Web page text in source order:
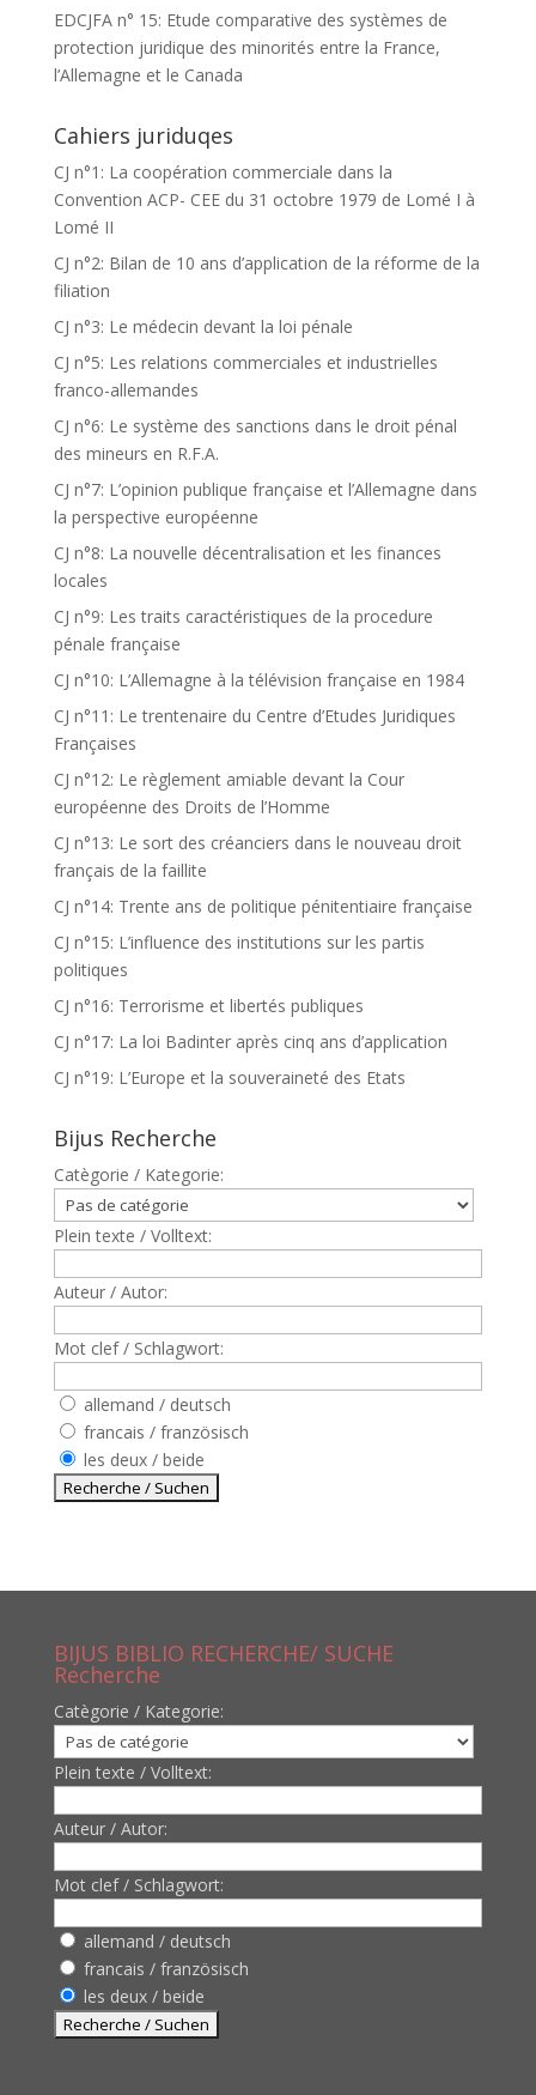
EDCJFA n° 15: Etude comparative des systèmes de
protection juridique des minorités entre la France,
l’Allemagne et le Canada
Cahiers juriduqes
CJ n°1: La coopération commerciale dans la
Convention ACP- CEE du 31 octobre 1979 de Lomé I à
Lomé II
CJ n°2: Bilan de 10 ans d’application de la réforme de la
filiation
CJ n°3: Le médecin devant la loi pénale
CJ n°5: Les relations commerciales et industrielles
franco-allemandes
CJ n°6: Le système des sanctions dans le droit pénal
des mineurs en R.F.A.
CJ n°7: L’opinion publique française et l’Allemagne dans
la perspective européenne
CJ n°8: La nouvelle décentralisation et les finances
locales
CJ n°9: Les traits caractéristiques de la procedure
pénale française
CJ n°10: L’Allemagne à la télévision française en 1984
CJ n°11: Le trentenaire du Centre d’Etudes Juridiques
Françaises
CJ n°12: Le règlement amiable devant la Cour
européenne des Droits de l’Homme
CJ n°13: Le sort des créanciers dans le nouveau droit
français de la faillite
CJ n°14: Trente ans de politique pénitentiaire française
CJ n°15: L’influence des institutions sur les partis
politiques
CJ n°16: Terrorisme et libertés publiques
CJ n°17: La loi Badinter après cinq ans d’application
CJ n°19: L’Europe et la souveraineté des Etats
Bijus Recherche
Catègorie / Kategorie:
Plein texte / Volltext:
Auteur / Autor:
Mot clef / Schlagwort:
allemand / deutsch
francais / französisch
les deux / beide
BIJUS BIBLIO RECHERCHE/ SUCHE
Recherche
Catègorie / Kategorie:
Plein texte / Volltext:
Auteur / Autor:
Mot clef / Schlagwort:
allemand / deutsch
francais / französisch
les deux / beide